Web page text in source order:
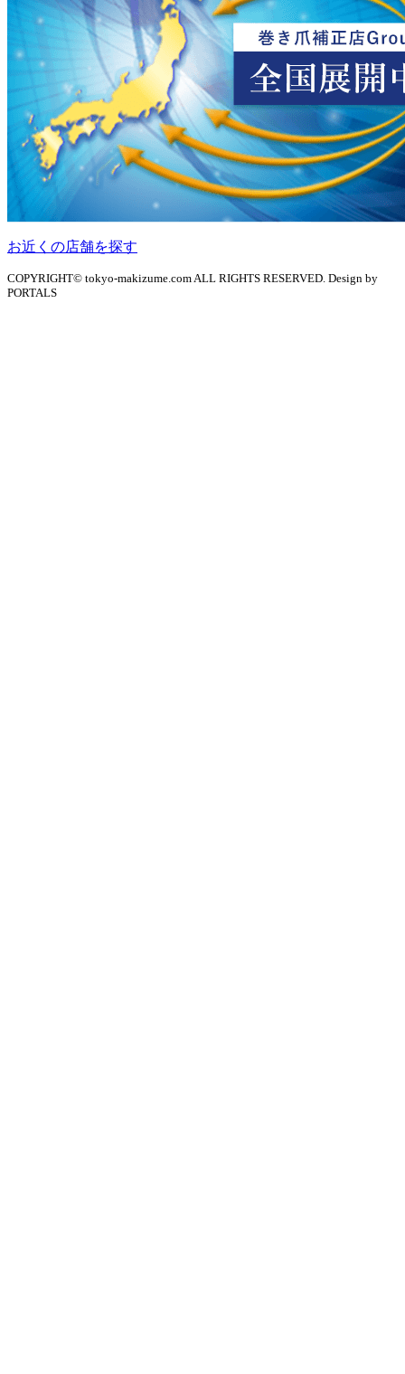
お近くの店舗を探す
COPYRIGHT© tokyo-makizume.com ALL RIGHTS RESERVED. Design by
PORTALS